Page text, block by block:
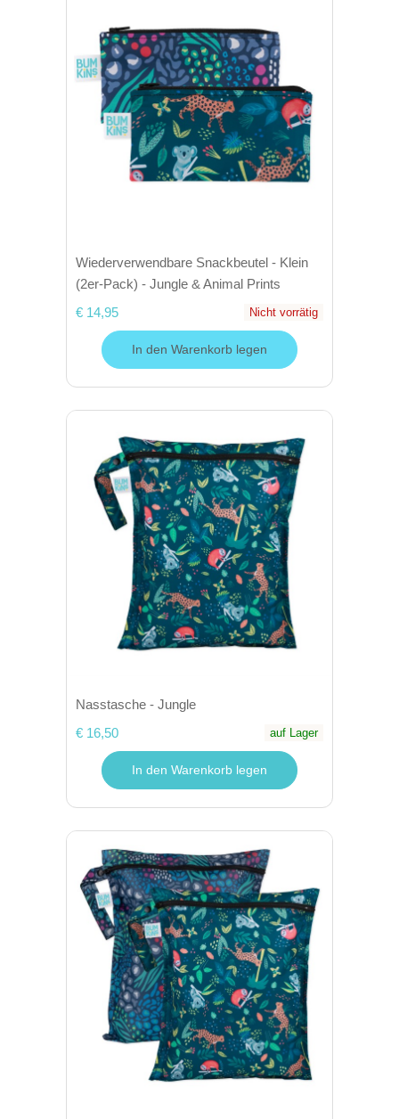
Wiederverwendbare Snackbeutel - Klein
(2er-Pack) - Jungle & Animal Prints
€ 14,95
Nicht vorrätig
In den Warenkorb legen
Nasstasche - Jungle
€ 16,50
auf Lager
In den Warenkorb legen